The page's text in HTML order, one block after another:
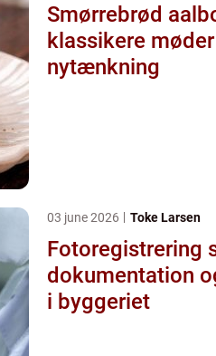
Smørrebrød aalborg
klassikere
nytænkning
03 june 2026 Toke Larsen
Fotoregistrering
dokumentation
i byggeriet